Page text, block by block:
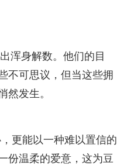
浑身解数。他们的目
不可思议，但当这些拥
然发生。
更能以一种难以置信的
份温柔的爱意，这为豆